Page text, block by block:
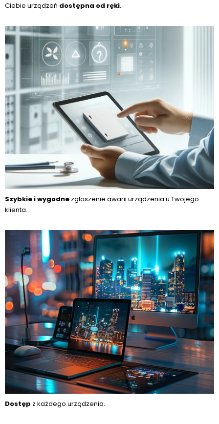
Ciebie urządzeń dostępna od ręki.
Szybkie i wygodne zgłoszenie awarii urządzenia u Twojego
klienta.
Dostęp z każdego urządzenia.